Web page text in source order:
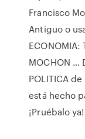
Francisco
Antiguo o
ECONOMIA:
MOCHON …
POLITICA
está hecho
¡Pruébalo ya!